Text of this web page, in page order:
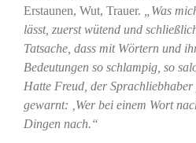
Erstaunen, Wut, Trauer. „Was
lässt, zuerst wütend und
Tatsache, dass mit Wörtern und
Bedeutungen so schlampig, so
Hatte Freud, der
gewarnt: ‚Wer bei einem Wort
Dingen nach.“